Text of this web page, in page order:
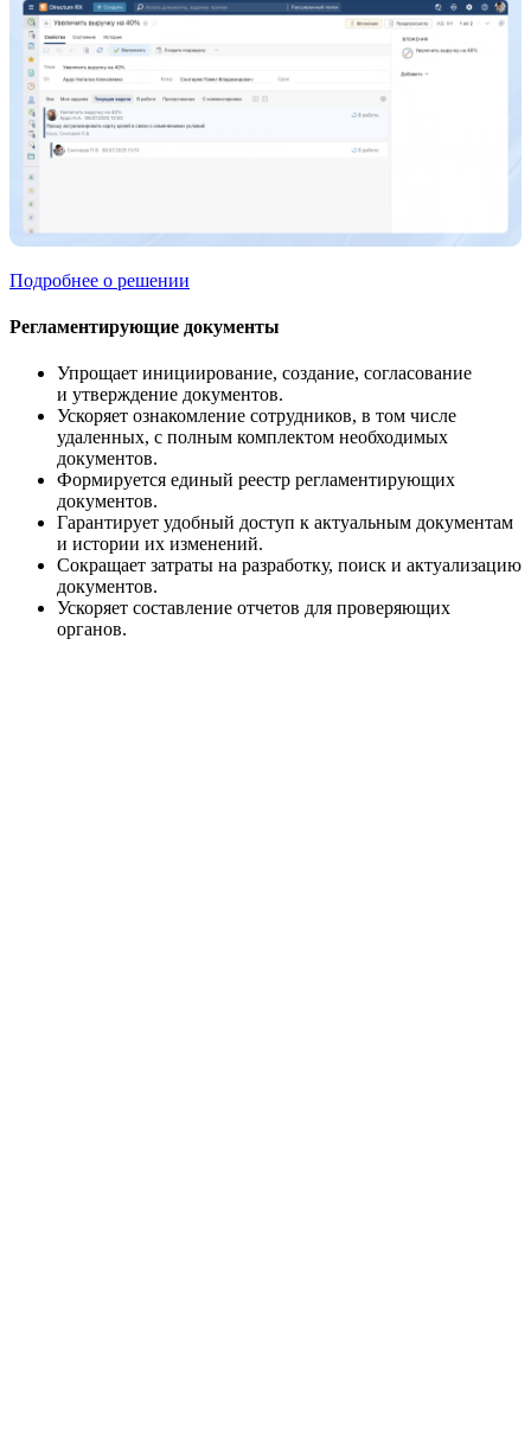
Подробнее о решении
Регламентирующие документы
Упрощает инициирование, создание, согласование
и утверждение документов.
Ускоряет ознакомление сотрудников, в том числе
удаленных, с полным комплектом необходимых
документов.
Формируется единый реестр регламентирующих
документов.
Гарантирует удобный доступ к актуальным документам
и истории их изменений.
Сокращает затраты на разработку, поиск и актуализацию
документов.
Ускоряет составление отчетов для проверяющих
органов.